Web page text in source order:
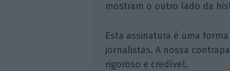
mostram o outro lado da
Esta assinatura é uma
jornalistas. A nossa
rigoroso e credível.